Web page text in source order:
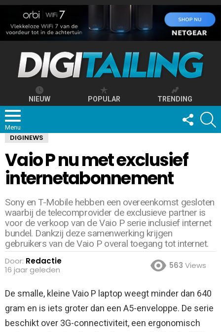
NIEUW POPULAR TRENDING
Menu
FOLLOW
US
DIGINEWS
Vaio P nu met exclusief
internetabonnement
Sony en T-Mobile hebben een overeenkomst gesloten
waarbij de telecomprovider de exclusieve partner is
voor de verkoop van de Vaio P serie inclusief internet
bundel. Dankzij deze samenwerking krijgen
gebruikers van de Vaio P overal toegang tot internet.
Door: Redactie
16 jaar geleden
563 Views
De smalle, kleine Vaio P laptop weegt minder dan 640
gram en is iets groter dan een A5-enveloppe. De serie
beschikt over 3G-connectiviteit, een ergonomisch